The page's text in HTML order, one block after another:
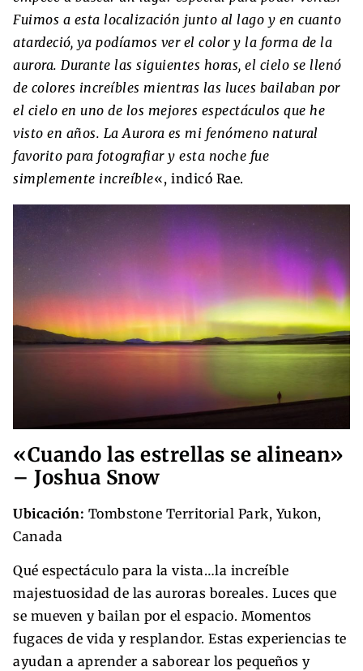
Fuimos a esta localización junto al lago y en cuanto
atardeció, ya podíamos ver el color y la forma de la
aurora. Durante las siguientes horas, el cielo se llenó
de colores increíbles mientras las luces bailaban por
el cielo en uno de los mejores espectáculos que he
visto en años. La Aurora es mi fenómeno natural
favorito para fotografiar y esta noche fue
simplemente increíble«, indicó Rae.
«Cuando las estrellas se alinean»
– Joshua Snow
Ubicación: Tombstone Territorial Park, Yukon,
Canada
Qué espectáculo para la vista…la increíble
majestuosidad de las auroras boreales. Luces que
se mueven y bailan por el espacio. Momentos
fugaces de vida y resplandor. Estas experiencias te
ayudan a aprender a saborear los pequeños y